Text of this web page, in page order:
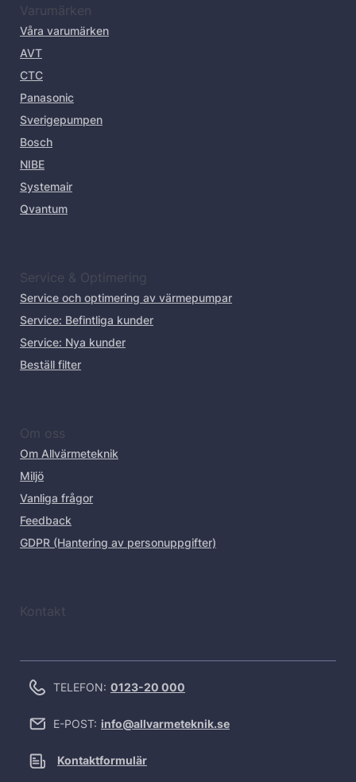
Varumärken
Våra varumärken
AVT
CTC
Panasonic
Sverigepumpen
Bosch
NIBE
Systemair
Qvantum
Service & Optimering
Service och optimering av värmepumpar
Service: Befintliga kunder
Service: Nya kunder
Beställ filter
Om oss
Om Allvärmeteknik
Miljö
Vanliga frågor
Feedback
GDPR (Hantering av personuppgifter)
Kontakt
TELEFON: 0123-20 000
E-POST: info@allvarmeteknik.se
Kontaktformulär